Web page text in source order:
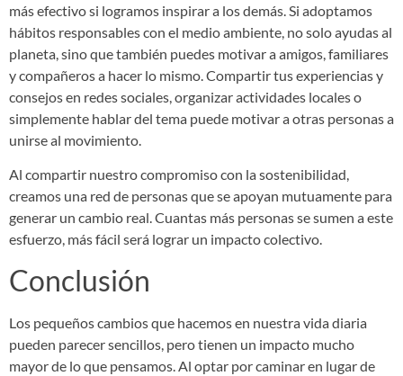
más efectivo si logramos inspirar a los demás. Si adoptamos
hábitos responsables con el medio ambiente, no solo ayudas al
planeta, sino que también puedes motivar a amigos, familiares
y compañeros a hacer lo mismo. Compartir tus experiencias y
consejos en redes sociales, organizar actividades locales o
simplemente hablar del tema puede motivar a otras personas a
unirse al movimiento.
Al compartir nuestro compromiso con la sostenibilidad,
creamos una red de personas que se apoyan mutuamente para
generar un cambio real. Cuantas más personas se sumen a este
esfuerzo, más fácil será lograr un impacto colectivo.
Conclusión
Los pequeños cambios que hacemos en nuestra vida diaria
pueden parecer sencillos, pero tienen un impacto mucho
mayor de lo que pensamos. Al optar por caminar en lugar de